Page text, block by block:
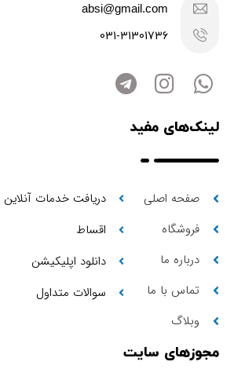
absi@gmail.com
031-31301736
لینک‌های مفید
صفحه اصلی
فروشگاه
درباره ما
تماس با ما
وبلاگ
دریافت خدمات آنلاین
اقساط
دانلود اپلیکیشن
سوالات متداول
مجوزهای سایت